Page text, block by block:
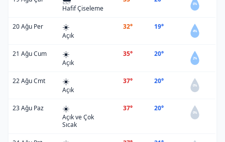
Hafif Çiseleme
6%
20 Ağu Per ☀️
Açık
32° 19°
4%
21 Ağu Cum ☀️
Açık
35° 20°
2%
22 Ağu Cmt ☀️
Açık
37° 20°
0%
23 Ağu Paz ☀️
Açık ve Çok
Sıcak
37° 20°
0%